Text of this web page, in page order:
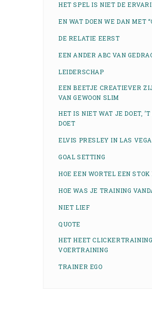
HET SPEL IS NIET DE
EN WAT DOEN WE DAN MET
DE RELATIE EERST
EEN ANDER ABC VAN
LEIDERSCHAP
EEN BEETJE CREATIEVER
VAN GEWOON SLIM
HET IS NIET WAT JE DOET,
DOET
ELVIS PRESLEY IN LAS
GOAL SETTING
HOE EEN WORTEL EEN
HOE WAS JE TRAINING
NIET LIEF
QUOTE
HET HEET
VOERTRAINING
TRAINER EGO